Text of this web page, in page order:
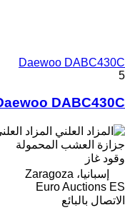
Daewoo DABC430C
5
DABC430C
المزاد
جزازة العشب المحمولة
وقود غاز
إسبانيا، Zaragoza
Euro Auctions ES
الاتصال بالبائع